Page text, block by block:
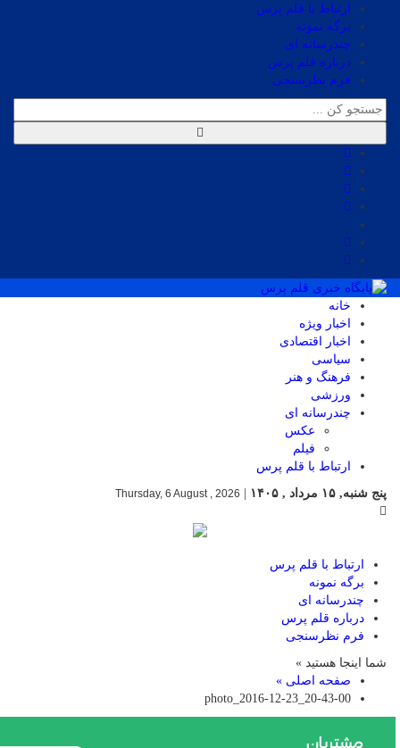
ارتباط با قلم پرس
برگه نمونه
چندرسانه ای
درباره قلم پرس
فرم نظرسنجی
خانه
اخبار ویژه
اخبار اقتصادی
سیاسی
فرهنگ و هنر
ورزشی
چندرسانه ای
عکس
فیلم
ارتباط با قلم پرس
پنج شنبه, ۱۵ مرداد , ۱۴۰۵
Thursday, 6 August , 2026
ارتباط با قلم پرس
برگه نمونه
چندرسانه ای
درباره قلم پرس
فرم نظرسنجی
شما اینجا هستید »
صفحه اصلی »
photo_2016-12-23_20-43-00